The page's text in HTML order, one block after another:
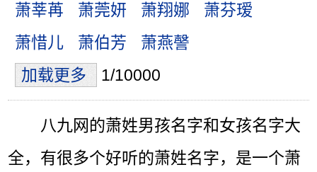
萧莘苒
萧莞妍 萧翔娜
萧芬瑷
萧惜儿
萧伯芳
萧燕謦
加载更多
1/10000
八九网的萧姓男孩名字和女孩名字大
全，有很多个好听的萧姓名字，是一个萧